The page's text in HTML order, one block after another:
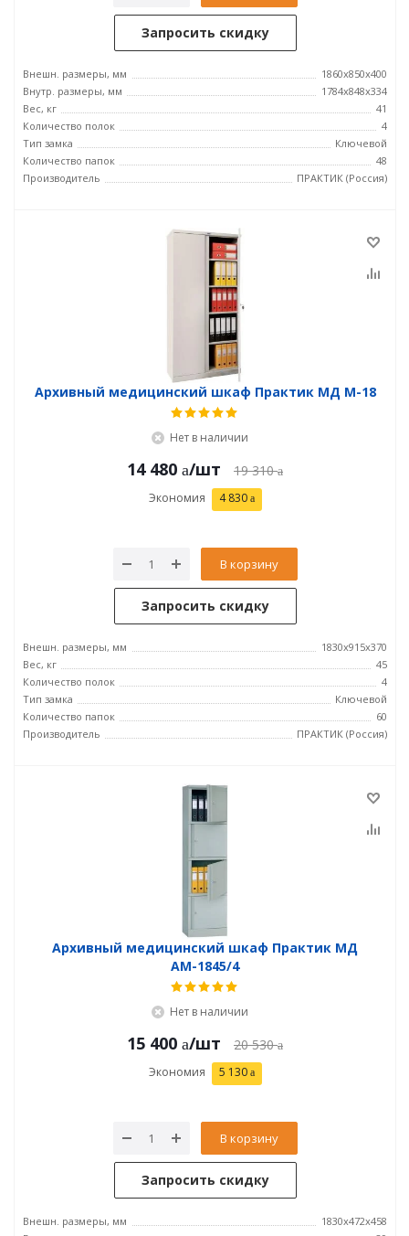
Запросить скидку
Внешн. размеры, мм
1860x850x400
Внутр. размеры, мм
1784x848x334
Вес, кг
41
Количество полок
4
Тип замка
Ключевой
Количество папок
48
Производитель
ПРАКТИК (Россия)
Архивный медицинский шкаф Практик МД М-18
Нет в наличии
14 480 /шт 19 310
Экономия 4 830
В корзину
Запросить скидку
Внешн. размеры, мм
1830x915x370
Вес, кг
45
Количество полок
4
Тип замка
Ключевой
Количество папок
60
Производитель
ПРАКТИК (Россия)
Архивный медицинский шкаф Практик МД
АМ-1845/4
Нет в наличии
15 400 /шт 20 530
Экономия 5 130
В корзину
Запросить скидку
Внешн. размеры, мм
1830x472x458